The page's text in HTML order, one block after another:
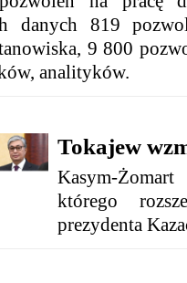
danych 819
9 800
analityków.
Tokajew
Kasym-
którego
prezydenta